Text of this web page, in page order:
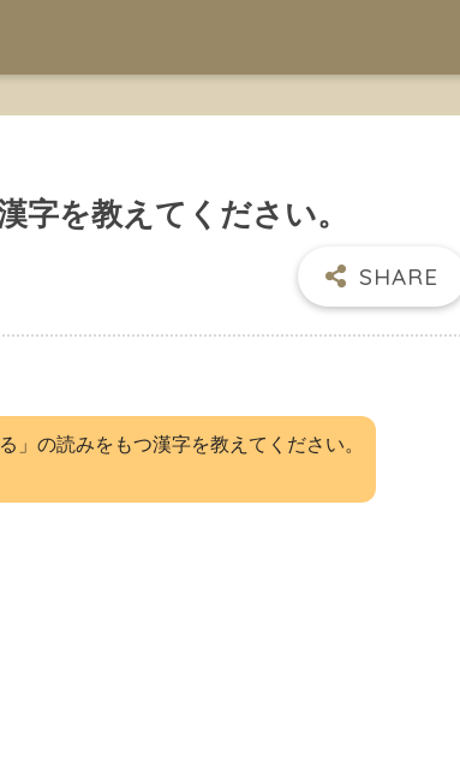
字を教えてください。
」の読みをもつ漢字を教えてください。